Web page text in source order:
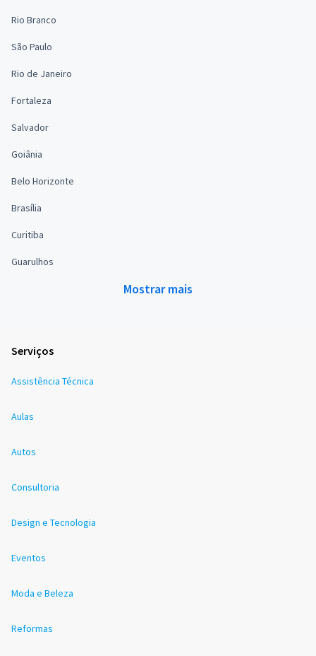
Rio Branco
São Paulo
Rio de Janeiro
Fortaleza
Salvador
Goiânia
Belo Horizonte
Brasília
Curitiba
Guarulhos
Mostrar mais
Serviços
Assistência Técnica
Aulas
Autos
Consultoria
Design e Tecnologia
Eventos
Moda e Beleza
Reformas